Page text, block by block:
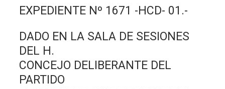
EXPEDIENTE Nº 1671 -HCD- 01.-
DADO EN LA SALA DE SESIONES
DEL H.
CONCEJO DELIBERANTE DEL
PARTIDO